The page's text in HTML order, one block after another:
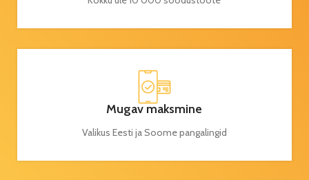
Mugav maksmine
Valikus Eesti ja Soome pangalingid